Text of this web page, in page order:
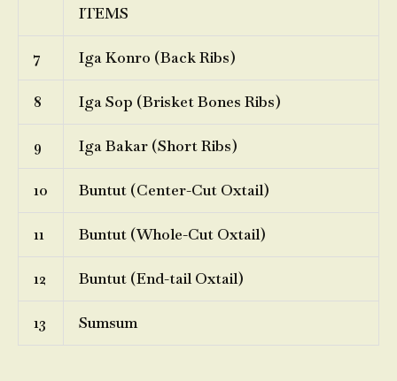
ITEMS
7 Iga Konro (Back Ribs)
8 Iga Sop (Brisket Bones Ribs)
9 Iga Bakar (Short Ribs)
10 Buntut (Center-Cut Oxtail)
11 Buntut (Whole-Cut Oxtail)
12 Buntut (End-tail Oxtail)
13 Sumsum